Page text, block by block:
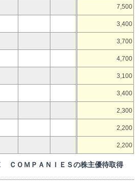
7,500
3,400
3,700
4,700
3,100
3,400
2,300
2,200
2,200
ＯＭＰＡＮＩＥＳの株主優待取得